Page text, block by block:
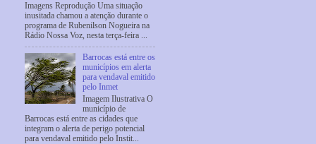
Imagens Reprodução Uma situação
inusitada chamou a atenção durante o
programa de Rubenilson Nogueira na
Rádio Nossa Voz, nesta terça-feira ...
Barrocas está entre os
municípios em alerta
para vendaval emitido
pelo Inmet
Imagem Ilustrativa O
município de
Barrocas está entre as cidades que
integram o alerta de perigo potencial
para vendaval emitido pelo Instit...